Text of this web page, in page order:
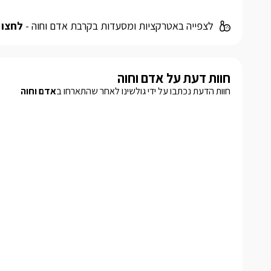
לצפייה באטרקציות ומסעדות בקרבת אדם וחוה -
חוות דעת על אדם וחוה
חוות הדעת נכתבו על ידי גולשינו לאחר שהתארחו באדם וחוה